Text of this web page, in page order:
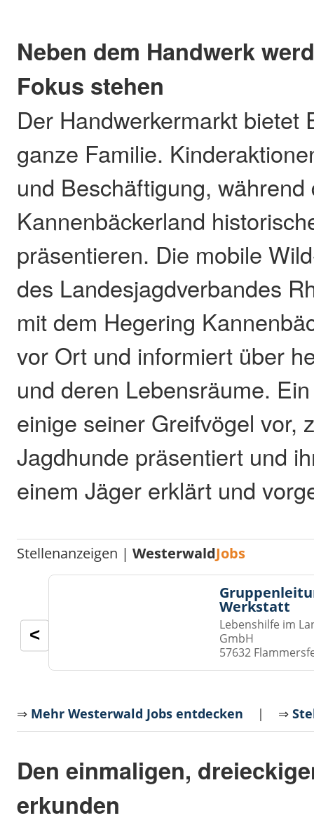
Neben dem Handwerk
Fokus stehen
Der Handwerkermarkt bietet
ganze Familie.
und Beschäftigung,
Kannenbäckerland
präsentieren. Die mobile
des Landesjagdverbandes
mit dem Hegering
vor Ort und informiert über
und deren Lebensräume.
einige seiner Greifvögel vor,
Jagdhunde präsentiert und
einem Jäger erklärt und
Stellenanzeigen |WesterwaldJobs
Werkstatt
Lebenshilfe im
GmbH
57632
<
⇒ Mehr Westerwald Jobs entdecken | ⇒
Den einmaligen,
erkunden